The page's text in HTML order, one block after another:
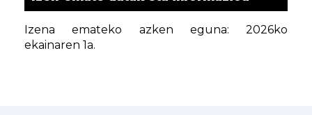
Izena emateko azken eguna: 2026ko
ekainaren 1a.